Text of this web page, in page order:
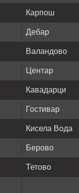
Карпош
Дебар
Валандово
Центар
Кавадарци
Гостивар
Кисела Вода
Берово
Тетово